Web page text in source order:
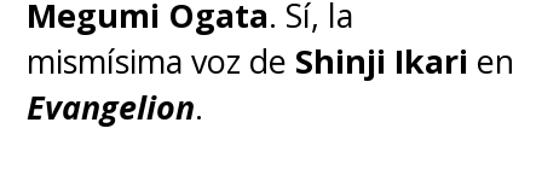
"Naked Hero" Vaundy, Ranking
of Kings (Parte 2)
Megumi Ogata. Sí, la
mismísima voz de Shinji Ikari en
Evangelion.